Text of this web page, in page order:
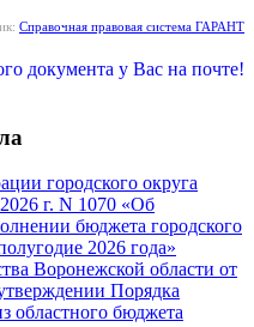
Справочная правовая система ГАРАНТ
городского округа
г. N 1070 «Об
бюджета городского
2026 года»
Воронежской области от
Порядка
областного бюджета